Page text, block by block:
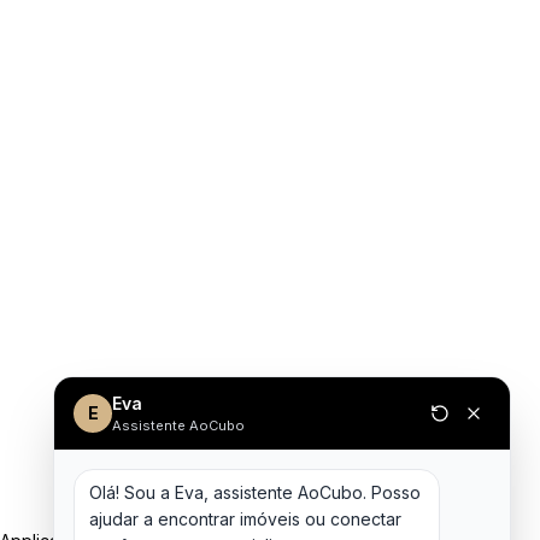
E Eva
Assistente AoCubo
Olá! Sou a Eva, assistente AoCubo. Posso
ajudar a encontrar imóveis ou conectar